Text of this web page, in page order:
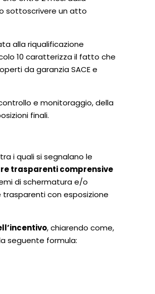
sottoscrivere un atto
alla riqualificazione
10 caratterizza il fatto che
da garanzia SACE e
e monitoraggio, della
finali.
i quali si segnalano le
trasparenti comprensive
di schermatura e/o
con esposizione
, chiarendo come,
seguente formula: